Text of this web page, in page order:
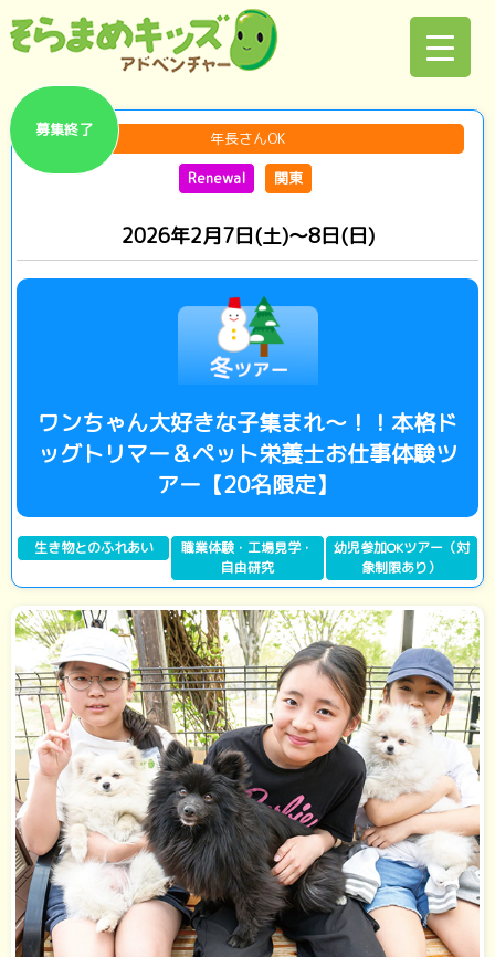
募集終了
年長さんOK
Renewal
関東
2026年2月7日(土)～8日(日)
ワンちゃん大好きな子集まれ～！！本格ド
ッグトリマー＆ペット栄養士お仕事体験ツ
アー【20名限定】
生き物とのふれあい
職業体験・工場見学・
自由研究
幼児参加OKツアー（対
象制限あり）